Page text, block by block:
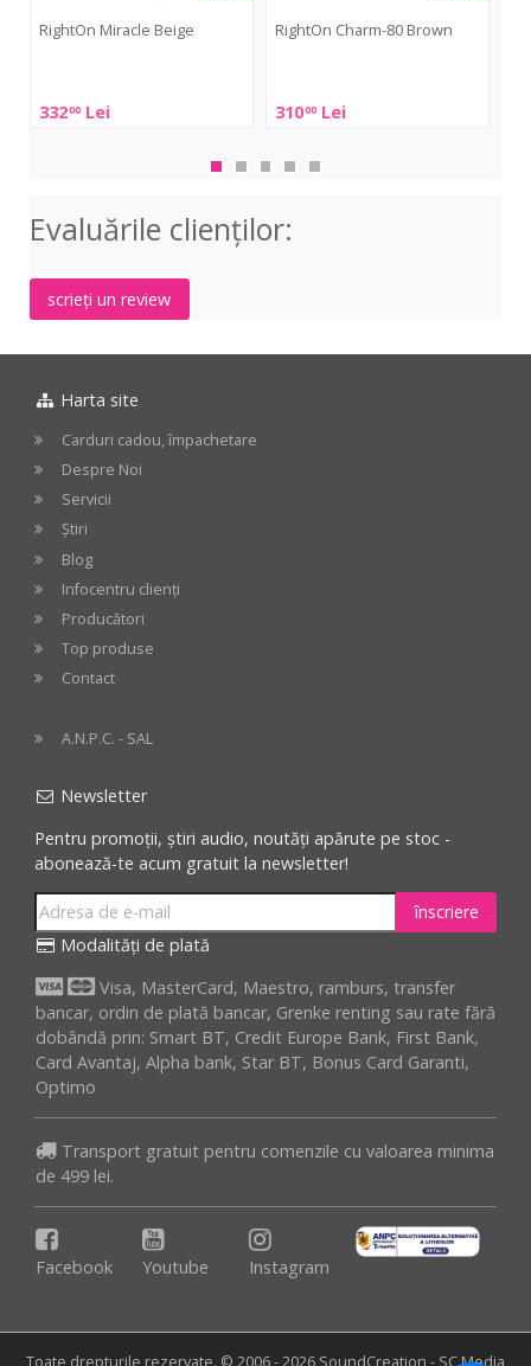
RightOn Miracle Beige
33200 Lei
Miracle
RightOn Charm-80 Brown
31000 Lei
Charm-
Evaluările clienţilor:
scrieți un review
Harta site
Carduri cadou, împachetare
Despre Noi
Servicii
Știri
Blog
Infocentru clienți
Producători
Top produse
Contact
A.N.P.C. - SAL
Newsletter
Pentru promoții, știri audio, noutăți apărute pe stoc -
abonează-te acum gratuit la newsletter!
înscriere
Modalități de plată
Visa, MasterCard, Maestro, ramburs, transfer
bancar, ordin de plată bancar, Grenke renting sau rate fără
dobândă prin: Smart BT, Credit Europe Bank, First Bank,
Card Avantaj, Alpha bank, Star BT, Bonus Card Garanti,
Optimo
Transport gratuit pentru comenzile cu valoarea minima
de 499 lei.
Facebook Youtube Instagram